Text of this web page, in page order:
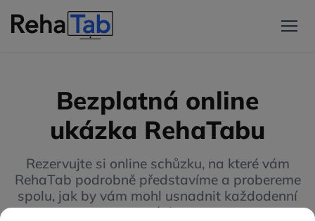
Bezplatná online
ukázka RehaTabu
Rezervujte si online schůzku, na které vám
RehaTab podrobně představíme a probereme
spolu, jak by vám mohl usnadnit každodenní
práci.